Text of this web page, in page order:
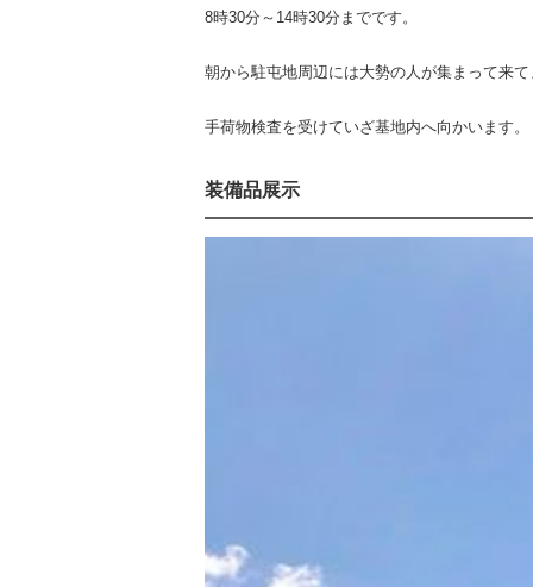
8時30分～14時30分までです。
朝から駐屯地周辺には大勢の人が集まって来
手荷物検査を受けていざ基地内へ向かいます。
装備品展示